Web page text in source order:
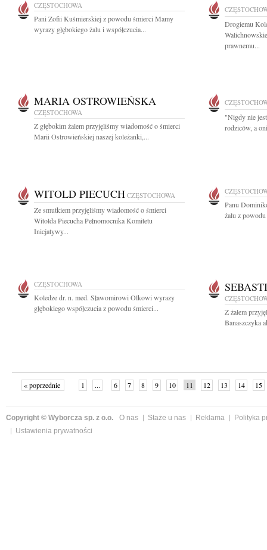
CZĘSTOCHOWA
Pani Zofii Kuśmierskiej z powodu śmierci Mamy
wyrazy głębokiego żalu i współczucia...
Drogiemu
prawnemu...
MARIA OSTROWIEŃSKA
CZĘSTOCHOWA
Z głębokim żalem przyjęliśmy wiadomość o śmierci
Marii Ostrowieńskiej naszej koleżanki,...
"Nigdy nie
rodziców, a
WITOLD PIECUCH CZĘSTOCHOWA
Ze smutkiem przyjęliśmy wiadomość o śmierci
Witolda Piecucha Pełnomocnika Komitetu
Inicjatywy...
Panu
żalu z powodu
CZĘSTOCHOWA
Koledze dr. n. med. Sławomirowi Olkowi wyrazy
głębokiego współczucia z powodu śmierci...
Z żalem
Banaszczyka
« poprzednie 1 ... 6 7 8 9 10 11 12 13 14 15
Copyright © Wyborcza sp. z o.o. O nas Staże u nas Reklama
Polityka
Ustawienia prywatności